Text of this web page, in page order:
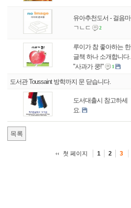
유아추천도서 - 걸음마
ㄱㄴㄷ
2
루이가 참 좋아하는 한
글책 하나 소개합니다.
"사과가 쿵!"
1
도서관 Toussaint 방학까지 문 닫습니다.
도서대출시 참고하세
요.
목록
첫 페이지 1 2 3